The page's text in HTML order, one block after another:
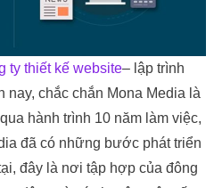
ty thiết kế website– lập trình
nay, chắc chắn Mona Media là
hành trình 10 năm làm việc,
đã có những bước phát triển
đây là nơi tập hợp của đông